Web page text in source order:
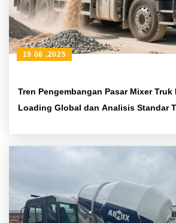
Tren Pengembangan Pasar Mixer Truk
Loading Global dan Analisis Standar
19 08 ,2025